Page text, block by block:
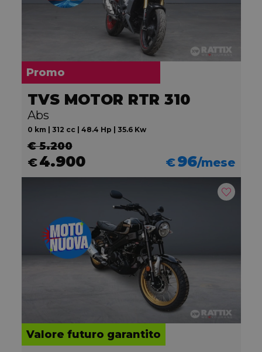
Promo
TVS MOTOR RTR 310
Abs
0 km | 312 cc | 48.4 Hp | 35.6 Kw
€ 5.200
€4.900 €96/mese
Valore futuro garantito